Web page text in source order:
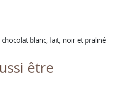
blanc, lait, noir et praliné
être